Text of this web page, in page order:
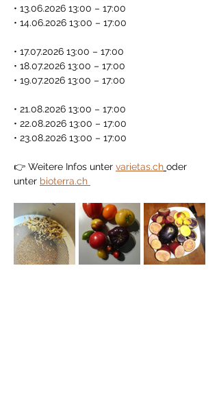
• 13.06.2026 13:00 – 17:00
• 14.06.2026 13:00 – 17:00
• 17.07.2026 13:00 – 17:00
• 18.07.2026 13:00 – 17:00
• 19.07.2026 13:00 – 17:00
• 21.08.2026 13:00 – 17:00
• 22.08.2026 13:00 – 17:00
• 23.08.2026 13:00 – 17:00
👉 Weitere Infos unter varietas.ch oder
unter bioterra.ch